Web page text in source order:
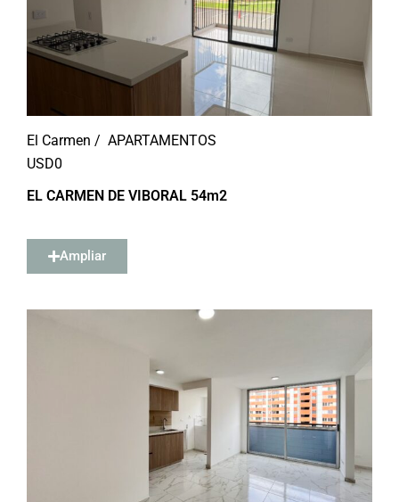
El Carmen / APARTAMENTOS
USD0
EL CARMEN DE VIBORAL 54m2
Ampliar